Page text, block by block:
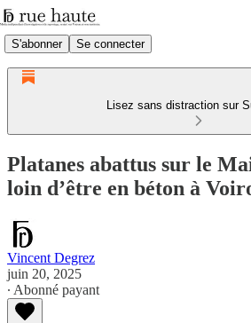
S'abonner Se connecter
Lisez sans distraction sur
Platanes abattus sur le
loin d’être en béton à
Vincent Degrez
juin 20, 2025
∙ Abonné payant